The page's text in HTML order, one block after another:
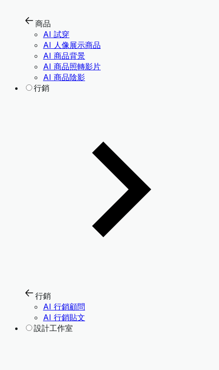
商品
AI 試穿
AI 人像展示商品
AI 商品背景
AI 商品照轉影片
AI 商品陰影
行銷
行銷
AI 行銷顧問
AI 行銷貼文
設計工作室